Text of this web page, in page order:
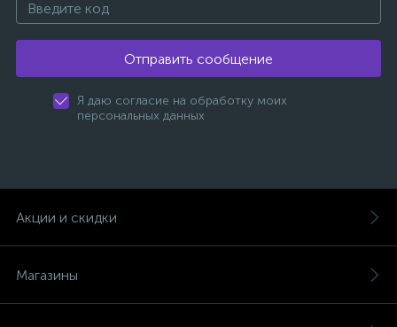
Отправить сообщение
Я даю согласие на обработку моих
персональных данных
Акции и скидки
Магазины